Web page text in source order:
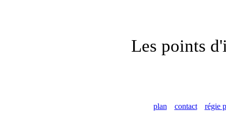
Les points
plan contact régie